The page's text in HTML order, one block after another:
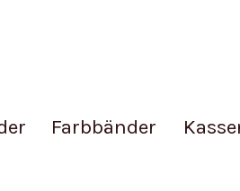
Farbbänder